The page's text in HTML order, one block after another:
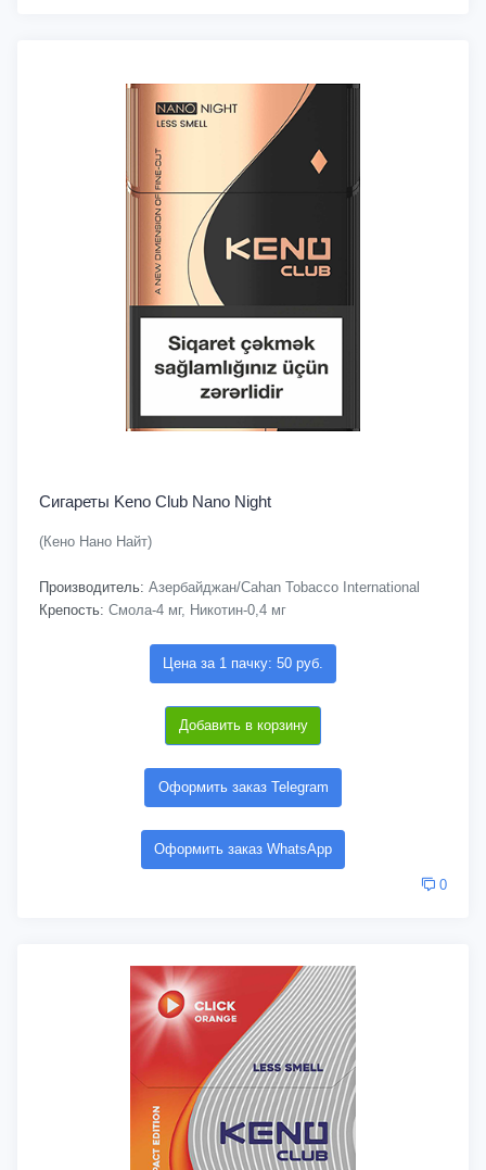
Сигареты Keno Club Nano Night
(Кено Нано Найт)
Производитель: Азербайджан/Cahan Tobacco International
Крепость: Смола-4 мг, Никотин-0,4 мг
Цена за 1 пачку: 50 руб.
Добавить в корзину
Оформить заказ Telegram
Оформить заказ WhatsApp
0